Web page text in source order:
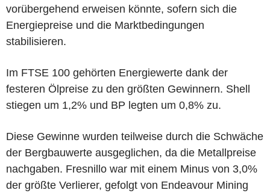
vorübergehend erweisen könnte, sofern sich die
Energiepreise und die Marktbedingungen
stabilisieren.
Im FTSE 100 gehörten Energiewerte dank der
festeren Ölpreise zu den größten Gewinnern. Shell
stiegen um 1,2% und BP legten um 0,8% zu.
Diese Gewinne wurden teilweise durch die Schwäche
der Bergbauwerte ausgeglichen, da die Metallpreise
nachgaben. Fresnillo war mit einem Minus von 3,0%
der größte Verlierer, gefolgt von Endeavour Mining